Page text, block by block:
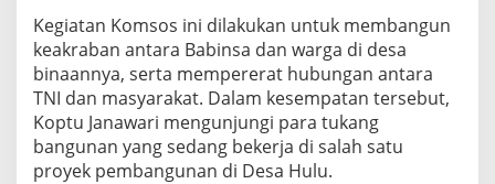
n
g
a
T
u
k
a
Kegiatan Komsos ini dilakukan untuk membangun
keakraban antara Babinsa dan warga di desa
binaannya, serta mempererat hubungan antara
TNI dan masyarakat. Dalam kesempatan tersebut,
Koptu Janawari mengunjungi para tukang
bangunan yang sedang bekerja di salah satu
proyek pembangunan di Desa Hulu.